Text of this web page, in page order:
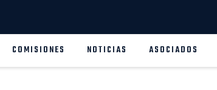
COMISIONES NOTICIAS ASOCIADOS